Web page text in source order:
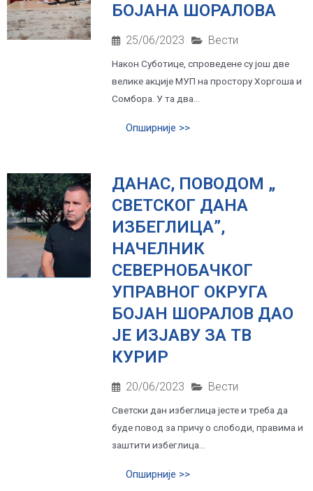
БОЈАНА ШОРАЛОВА
25/06/2023 Вести
Након Суботице, спроведене су још две
велике акције МУП на простору Хоргоша и
Сомбора. У та два...
Опширније >>
ДАНАС, ПОВОДОМ „
СВЕТСКОГ ДАНА
ИЗБЕГЛИЦА”,
НАЧЕЛНИК
СЕВЕРНОБАЧКОГ
УПРАВНОГ ОКРУГА
БОЈАН ШОРАЛОВ ДАО
ЈЕ ИЗЈАВУ ЗА ТВ
КУРИР
20/06/2023 Вести
Светски дан избеглица јесте и треба да
буде повод за причу о слободи, правима и
заштити избеглица...
Опширније >>